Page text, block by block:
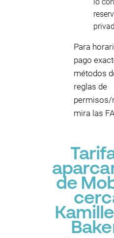
lo
Para
pago
métodos
reglas de
permisos/
mira las
de